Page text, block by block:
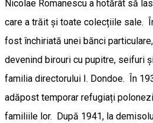
Nicolae Romanescu a hotărât să
care a trăit și toate colecțiile sale.
fost închiriată unei bănci
devenind birouri cu pupitre, seifuri
familia directorului I. Dondoe. În
adăpost temporar refugiați
familiile lor. După 1941, la